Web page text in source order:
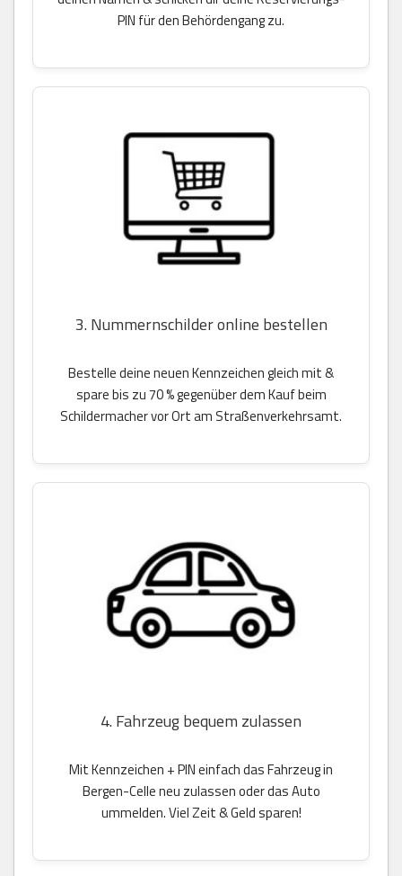
PIN für den Behördengang zu.
3. Nummernschilder online bestellen
Bestelle deine neuen Kennzeichen gleich mit &
spare bis zu 70 % gegenüber dem Kauf beim
Schildermacher vor Ort am Straßenverkehrsamt.
4. Fahrzeug bequem zulassen
Mit Kennzeichen + PIN einfach das Fahrzeug in
Bergen-Celle neu zulassen oder das Auto
ummelden. Viel Zeit & Geld sparen!